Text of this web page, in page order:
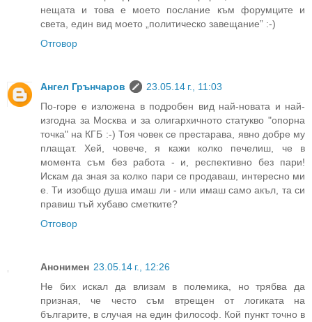
нещата и това е моето послание към форумците и
света, един вид моето „политическо завещание” :-)
Отговор
Ангел Грънчаров
23.05.14 г., 11:03
По-горе е изложена в подробен вид най-новата и най-
изгодна за Москва и за олигархичното статукво "опорна
точка" на КГБ :-) Тоя човек се престарава, явно добре му
плащат. Хей, човече, я кажи колко печелиш, че в
момента съм без работа - и, респективно без пари!
Искам да зная за колко пари се продаваш, интересно ми
е. Ти изобщо душа имаш ли - или имаш само акъл, та си
правиш тъй хубаво сметките?
Отговор
Анонимен 23.05.14 г., 12:26
Не бих искал да влизам в полемика, но трябва да
призная, че често съм втрещен от логиката на
българите, в случая на един философ. Кой пункт точно в